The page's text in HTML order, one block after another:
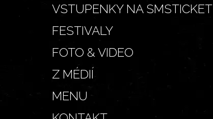
VSTUPENKY NA SMSTICKET
FESTIVALY
FOTO & VIDEO
Z MÉDIÍ
MENU